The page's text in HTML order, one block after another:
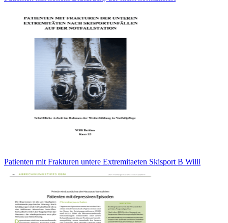
Patienten mit Frakturen untere Extremitaeten Skisport B Willi